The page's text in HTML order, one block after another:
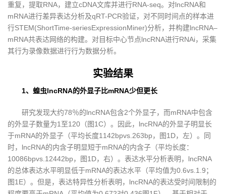
重复，提取RNA，建立cDNA文库并进行RNA-seq。对lncRNA和
mRNA进行差异表达分析及qRT-PCR验证，对不同时间点的样本进
行STEM(ShortTime-seriesExpressionMiner)分析，并构建lncRNA–
mRNA共表达网络的构建。对目标中心节点lncRNA进行RNAi，采集
其行为录像数据进行行为数据分析。
实验结果
1、蝗虫lncRNA的外显子比mRNA少但更长
研究发现大约78％的lncRNA包含2个外显子，而mRNA中包含
的外显子数量为1至120（图1C）。因此，lncRNA的外显子明显长
于mRNA的外显子（平均长度1142bpvs.263bp，图1D，左）。同
时，lncRNA的内含子明显短于mRNA的内含子（平均长度：
10086bpvs.12442bp，图1D，右）。表达水平分析表明，lncRNA
的总体表达水平明显低于mRNA的表达水平（平均值为0.6vs.1.9；
图1E）。但是，表达特异性分析表明，lncRNA的表达受时间限制的